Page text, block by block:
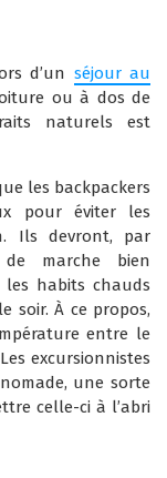
d’un séjour au
ou à dos de
naturels est
les backpackers
pour éviter les
Ils devront, par
de marche bien
habits chauds
soir. À ce propos,
entre le
excursionnistes
une sorte
celle-ci à l’abri